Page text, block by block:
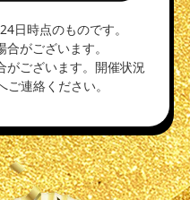
日時点のものです。
がございます。
ございます。開催状況
連絡ください。